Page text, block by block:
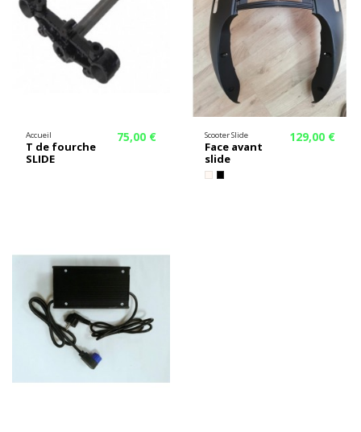
Accueil
T de fourche
SLIDE
75,00 € Scooter Slide
Face avant
slide
129,00 €